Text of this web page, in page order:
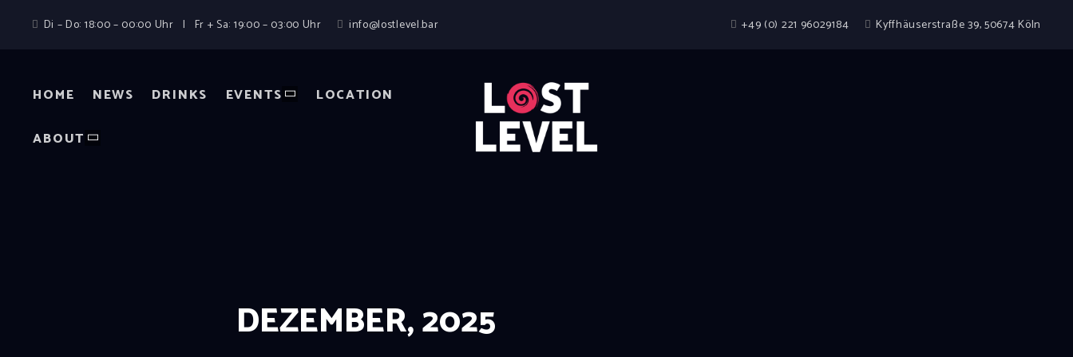
Di – Do: 18:00 – 00:00 Uhr | Fr + Sa: 19:00 – 03:00 Uhr info@lostlevel.bar +49 (0) 221 96029184 Kyffhäuserstraße 39, 50674 Köln
HOME NEWS DRINKS EVENTS LOCATION
ABOUT
NEWS
LOCATION
DEZEMBER, 2025